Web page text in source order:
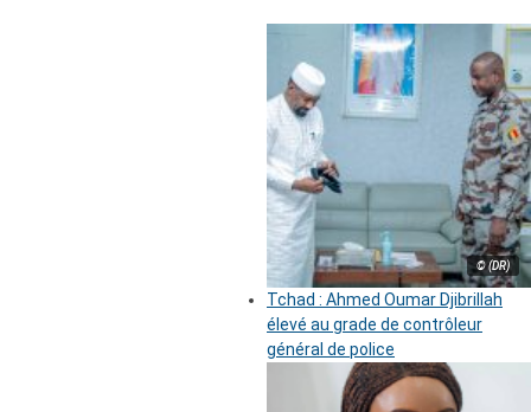
© (DR)
Tchad : Ahmed Oumar Djibrillah
élevé au grade de contrôleur
général de police